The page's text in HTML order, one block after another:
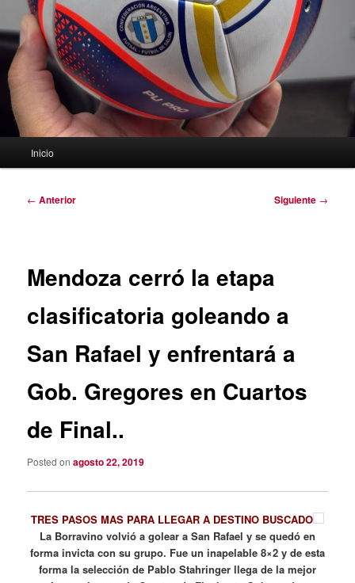
Inicio
Navegación
← Anterior Siguiente →
Mendoza cerró la etapa
clasificatoria goleando a
San Rafael y enfrentará a
Gob. Gregores en Cuartos
de Final..
Posted onagosto 22, 2019
TRES PASOS MAS PARA LLEGAR A DESTINO BUSCADO
La Borravino volvió a golear a San Rafael y se quedó en
forma invicta con su grupo. Fue un inapelable 8×2 y de esta
forma la selección de Pablo Stahringer llega de la mejor